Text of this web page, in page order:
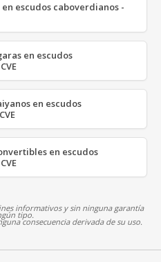
escudos caboverdianos -
en escudos
en escudos
en escudos
informativos y sin ninguna garantía
tipo.
consecuencia derivada de su uso.